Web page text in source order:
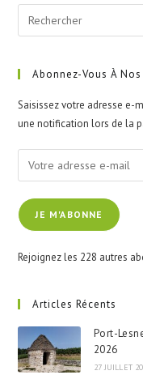
Abonnez-Vous À
Saisissez votre adresse e-
une notification lors de la
Votre
adresse
e-
mailJE M'ABONNE
Rejoignez les 228 autres
Articles Récents
Port-
2026
27 JUILLET